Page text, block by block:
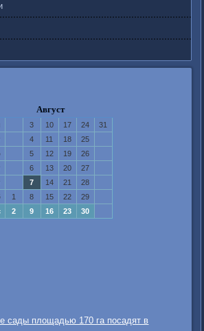
Август
3 10 17 24
31
4 11 18
25
5 12 19
26
6 13 20
27
7 14 21
28
1 8 15 22
29
2 9 16 23 30
сады площадью 170 га посадят в